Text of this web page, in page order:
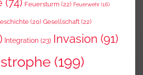
Feuersturm (22) Feuerwehr (16)
(20) Gesellschaft(22)
Integration (23) Invasion (91)
(199)